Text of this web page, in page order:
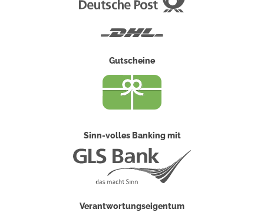
Gutscheine
Sinn-volles Banking mit
Verantwortungseigentum